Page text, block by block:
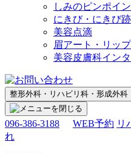
しみのピンポイ
にきび・にきび跡
美容点滴
眉アート・リッ
美容皮膚科イン
整形外科・リハビリ科・形成外科
096-386-3188 WEB予約 リ
れ